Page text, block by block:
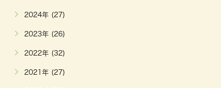
2024年 (27)
2023年 (26)
2022年 (32)
2021年 (27)